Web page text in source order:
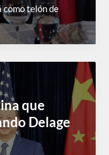
telón de
que
Delage